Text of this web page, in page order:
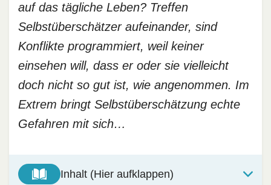
auf das tägliche Leben? Treffen
Selbstüberschätzer aufeinander, sind
Konflikte programmiert, weil keiner
einsehen will, dass er oder sie vielleicht
doch nicht so gut ist, wie angenommen. Im
Extrem bringt Selbstüberschätzung echte
Gefahren mit sich…
Inhalt (Hier aufklappen)